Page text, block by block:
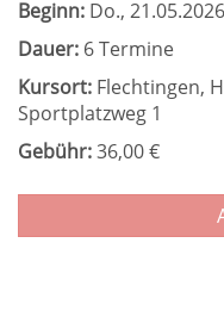
Beginn: Do.,
Dauer: 6 Termine
Kursort: Flechtingen,
Sportplatzweg 1
Gebühr:36,00 €